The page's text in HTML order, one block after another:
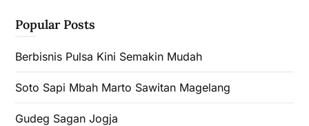
Popular Posts
Berbisnis Pulsa Kini Semakin Mudah
Soto Sapi Mbah Marto Sawitan Magelang
Gudeg Sagan Jogja